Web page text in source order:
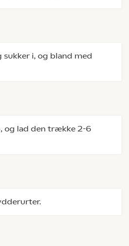
sukker i, og bland med
og lad den trække 2-6